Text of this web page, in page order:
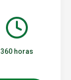
360 horas